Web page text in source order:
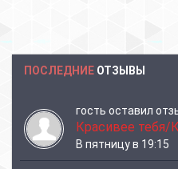
ПОСЛЕДНИЕ ОТЗЫВЫ
гость оставил
Красивее тебя/
В пятницу в 19:15